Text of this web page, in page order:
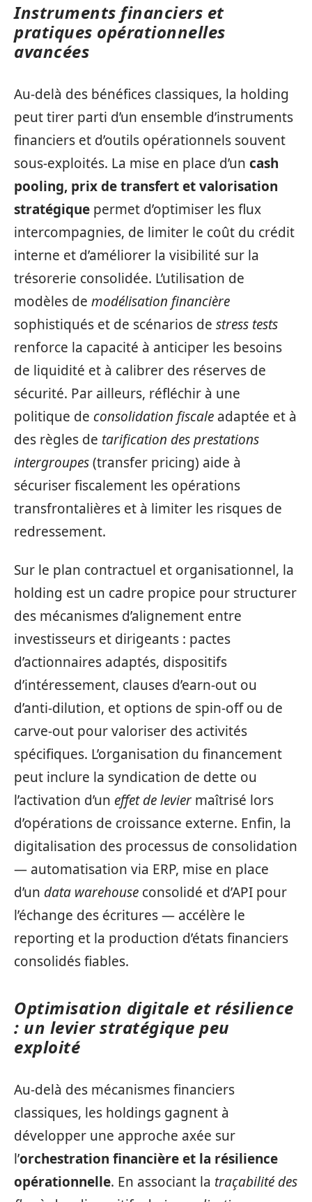
Instruments financiers et
pratiques opérationnelles
avancées
Au-delà des bénéfices classiques, la holding
peut tirer parti d’un ensemble d’instruments
financiers et d’outils opérationnels souvent
sous-exploités. La mise en place d’un cash
pooling, prix de transfert et valorisation
stratégique permet d’optimiser les flux
intercompagnies, de limiter le coût du crédit
interne et d’améliorer la visibilité sur la
trésorerie consolidée. L’utilisation de
modèles de modélisation financière
sophistiqués et de scénarios de stress tests
renforce la capacité à anticiper les besoins
de liquidité et à calibrer des réserves de
sécurité. Par ailleurs, réfléchir à une
politique de consolidation fiscale adaptée et à
des règles de tarification des prestations
intergroupes(transfer pricing) aide à
sécuriser fiscalement les opérations
transfrontalières et à limiter les risques de
redressement.
Sur le plan contractuel et organisationnel, la
holding est un cadre propice pour structurer
des mécanismes d’alignement entre
investisseurs et dirigeants : pactes
d’actionnaires adaptés, dispositifs
d’intéressement, clauses d’earn‑out ou
d’anti‑dilution, et options de spin‑off ou de
carve‑out pour valoriser des activités
spécifiques. L’organisation du financement
peut inclure la syndication de dette ou
l’activation d’un effet de levier maîtrisé lors
d’opérations de croissance externe. Enfin, la
digitalisation des processus de consolidation
— automatisation via ERP, mise en place
d’un data warehouse consolidé et d’API pour
l’échange des écritures — accélère le
reporting et la production d’états financiers
consolidés fiables.
Optimisation digitale et résilience
: un levier stratégique peu
exploité
Au-delà des mécanismes financiers
classiques, les holdings gagnent à
développer une approche axée sur
l’orchestration financière et la résilience
opérationnelle. En associant la traçabilité des